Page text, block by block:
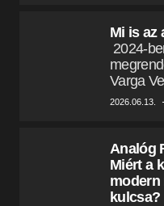
Mi is az
2024-
Varga
2026.06.13.
Analóg
Miért a
modern
kulcsa?